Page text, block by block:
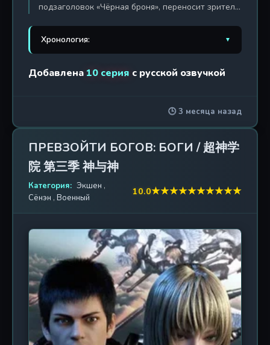
подзаголовок «Чёрная броня», переносит зрителя
человечества висит на волоске. После
глобального вторжения небесных захватчиков и
цивилизации объединяются под знаменами
божественные существа, облаченные в древние
артефакты и новейшие высокотехнологичные
доспехи, способные манипулировать энергией
измерений. Главная героиня сезона — Роза (или
Цян Вэй в оригинале), воин из королевства
Демонов, обладающая безжалостным характером
и поистине разрушительной мощью. Именно ей
силы вселенной, но подвергает носителя
бесконечным мучениям и риску потери рассудка.
Сюжет раскрывает последствия битвы за
выживание в пустоте космоса, где союзники
становятся врагами, а боги — жертвами. Зрителя
ждут зрелищные сражения с использованием
продвинутой 3D-графики, смена ракурсов от
масштабных космических баталий до интимных
драм внутри отрядов. Визуальный стиль сочетает
Хронология: ▼
1. Превзойти богов
Чёрная броня
4. Превзойти богов: Чёрные
войска
5. Превзойти богов: Приход
6. Превзойти богов: Удар
грома
2022 г. / 33 эп.
Добавлена 10 серия с русской озвучкой
🕒 3 месяца назад
ПРЕВЗОЙТИ БОГОВ: БОГИ / 超神学
院 第三季 神与神
Категория: Экшен ,
Сёнэн , Военный
10.0★★★★★★★★★★